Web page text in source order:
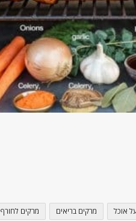
אוכל מרקים בריאים מרקים לחורף